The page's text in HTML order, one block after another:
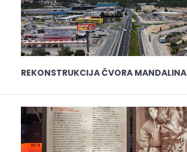
REKONSTRUKCIJA ČVORA MANDALINA